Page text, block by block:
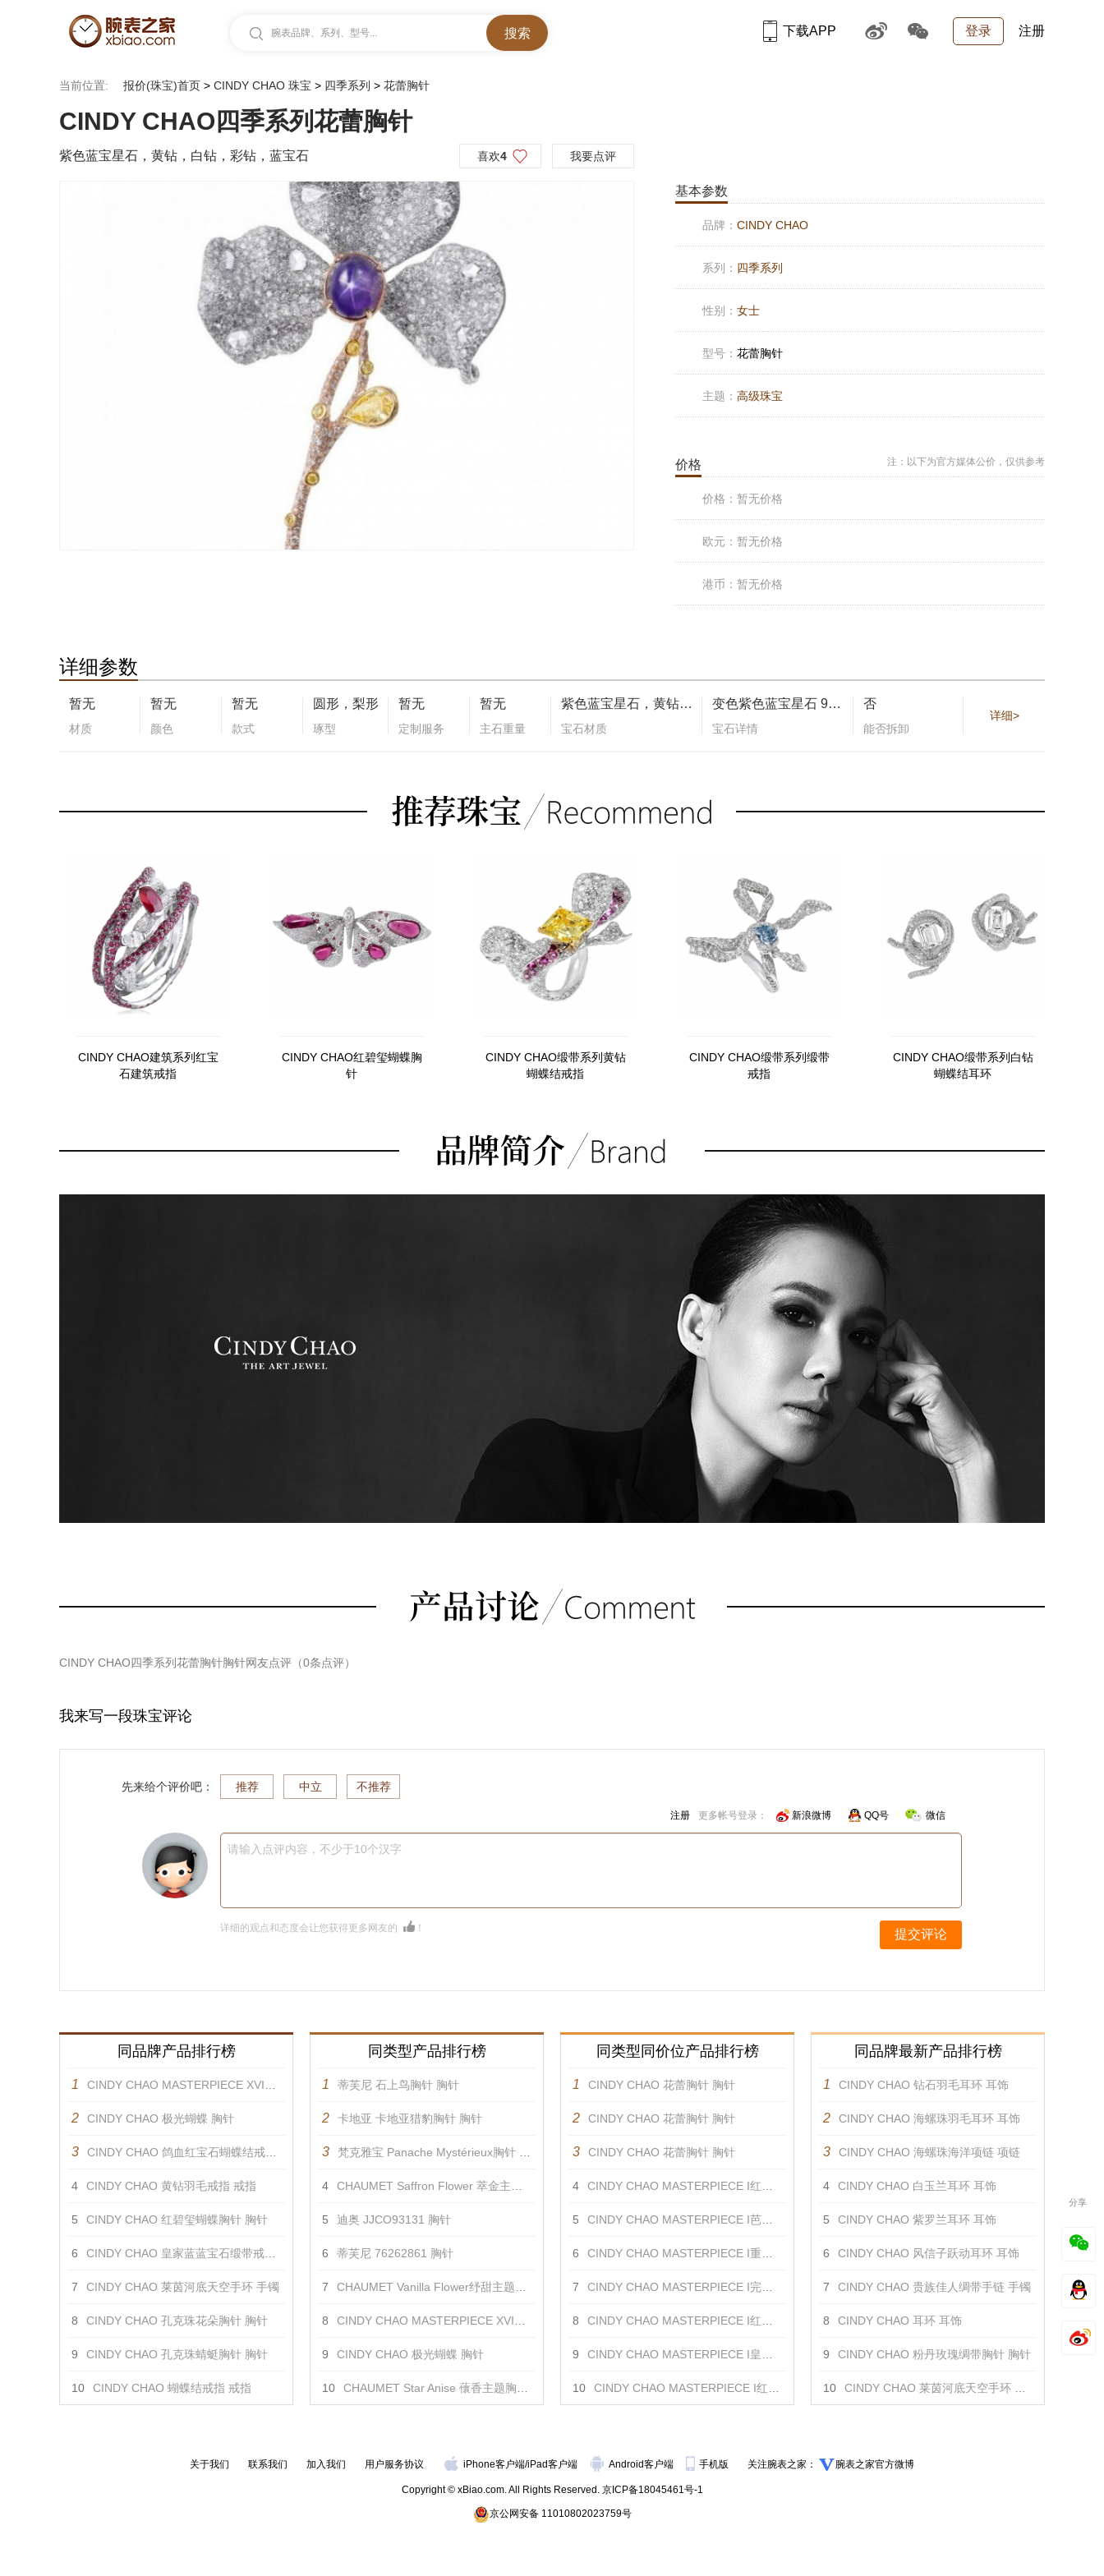
腕表品牌、系列、型号... 登录 注册
下载APP
当前位置: 报价(珠宝)首页 > CINDY CHAO 珠宝 > 四季系列 > 花蕾胸针
CINDY CHAO四季系列花蕾胸针
紫色蓝宝星石，黄钻，白钻，彩钻，蓝宝石 喜欢4 我要点评
基本参数
品牌： CINDY CHAO
系列： 四季系列
性别： 女士
型号： 花蕾胸针
主题： 高级珠宝
价格 注：以下为官方媒体公价，仅供参考
价格： 暂无价格
欧元： 暂无价格
港币： 暂无价格
详细参数
暂无
材质
暂无
颜色
暂无
款式
圆形，梨形
琢型
暂无
定制服务
暂无
主石重量
紫色蓝宝星石，黄钻，白钻，彩钻，蓝宝石
宝石材质
变色紫色蓝宝星石 9.58 克拉、梨形切割艳彩黄白钻 1.01 克拉、彩钻约 0.26 克拉、白钻约 18.38 克拉、蓝宝石约 0.16 克拉
宝石详情
否
能否拆卸
详细>
CINDY CHAO建筑系列红宝
石建筑戒指
CINDY CHAO红碧玺蝴蝶胸
针
CINDY CHAO缎带系列黄钻
蝴蝶结戒指
CINDY CHAO缎带系列缎带
戒指
CINDY CHAO缎带系列白钻
蝴蝶结耳环
CINDY CHAO四季系列花蕾胸针胸针网友点评（0条点评）
我来写一段珠宝评论
先来给个评价吧： 推荐 中立 不推荐
注册 更多帐号登录： 新浪微博 QQ号 微信
请输入点评内容，不少于10个汉字
详细的观点和态度会让您获得更多网友的 ！ 提交评论
同品牌产品排行榜
1 CINDY CHAO MASTERPIECE XVI金黄羽饰 胸针
2 CINDY CHAO 极光蝴蝶 胸针
3 CINDY CHAO 鸽血红宝石蝴蝶结戒指 戒指
4 CINDY CHAO 黄钻羽毛戒指 戒指
5 CINDY CHAO 红碧玺蝴蝶胸针 胸针
6 CINDY CHAO 皇家蓝蓝宝石缎带戒指 戒指
7 CINDY CHAO 莱茵河底天空手环 手镯
8 CINDY CHAO 孔克珠花朵胸针 胸针
9 CINDY CHAO 孔克珠蜻蜓胸针 胸针
10 CINDY CHAO 蝴蝶结戒指 戒指
同类型产品排行榜
1 蒂芙尼 石上鸟胸针 胸针
2 卡地亚 卡地亚猎豹胸针 胸针
3 梵克雅宝 Panache Mystérieux胸针 胸针
4 CHAUMET Saffron Flower 萃金主题胸针2 胸针
5 迪奥 JJCO93131 胸针
6 蒂芙尼 76262861 胸针
7 CHAUMET Vanilla Flower纾甜主题胸针 胸针
8 CINDY CHAO MASTERPIECE XVI金黄羽饰 胸针
9 CINDY CHAO 极光蝴蝶 胸针
10 CHAUMET Star Anise 蘹香主题胸针 胸针
同类型同价位产品排行榜
1 CINDY CHAO 花蕾胸针 胸针
2 CINDY CHAO 花蕾胸针 胸针
3 CINDY CHAO 花蕾胸针 胸针
4 CINDY CHAO MASTERPIECE I红宝蝴蝶 胸针
5 CINDY CHAO MASTERPIECE I芭蕾蝴蝶 胸针
6 CINDY CHAO MASTERPIECE I重生蝴蝶 胸针
7 CINDY CHAO MASTERPIECE I完美蝴蝶 胸针
8 CINDY CHAO MASTERPIECE I红宝玫瑰蝴蝶 胸针
9 CINDY CHAO MASTERPIECE I皇家蝴蝶 胸针
10 CINDY CHAO MASTERPIECE I红宝侧飞蝴蝶 胸针
同品牌最新产品排行榜
1 CINDY CHAO 钻石羽毛耳环 耳饰
2 CINDY CHAO 海螺珠羽毛耳环 耳饰
3 CINDY CHAO 海螺珠海洋项链 项链
4 CINDY CHAO 白玉兰耳环 耳饰
5 CINDY CHAO 紫罗兰耳环 耳饰
6 CINDY CHAO 风信子跃动耳环 耳饰
7 CINDY CHAO 贵族佳人绸带手链 手镯
8 CINDY CHAO 耳环 耳饰
9 CINDY CHAO 粉丹玫瑰绸带胸针 胸针
10 CINDY CHAO 莱茵河底天空手环 手镯
关于我们 联系我们 加入我们 用户服务协议 iPhone客户端/iPad客户端 Android客户端 手机版 关注腕表之家： 腕表之家官方微博
Copyright © xBiao.com. All Rights Reserved. 京ICP备18045461号-1
京公网安备 11010802023759号
分享